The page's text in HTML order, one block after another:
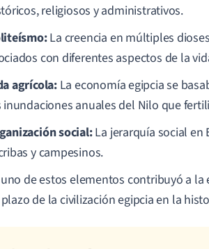
religiosos y administrativos.
La creencia en múltiples
con diferentes aspectos de la
agrícola:La economía egipcia se
inundaciones anuales del Nilo que
social:La jerarquía social en
y campesinos.
uno de estos elementos contribuyó a
de la civilización egipcia en la